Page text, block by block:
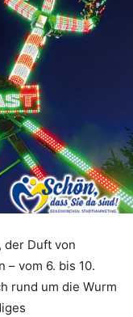
der Duft von
– vom 6. bis 10.
rund um die Wurm